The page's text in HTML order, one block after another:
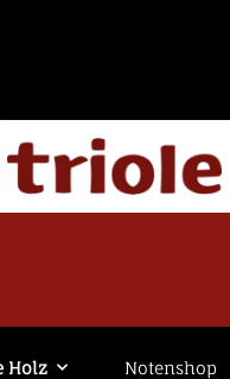
läuft weiter. -- ACHTUNG --
Holz Notenshop